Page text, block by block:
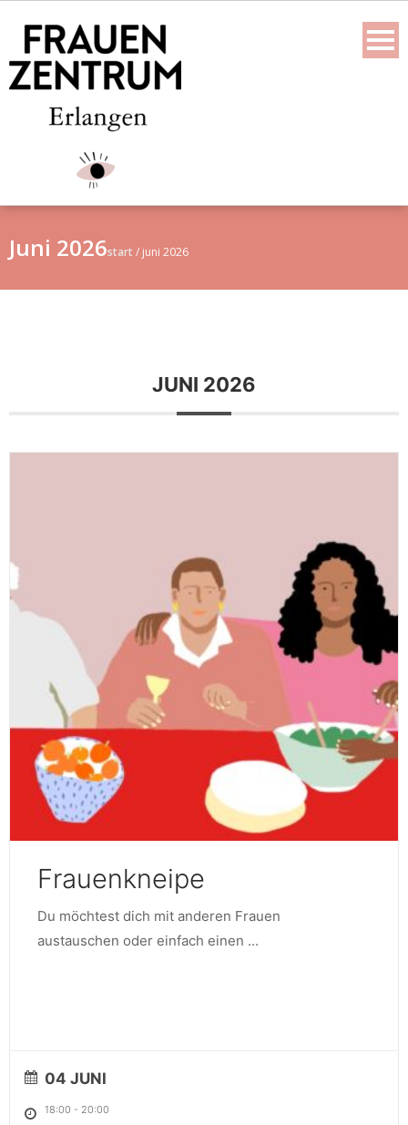
content
Juni 2026start / juni 2026
JUNI 2026
Frauenkneipe
Du möchtest dich mit anderen Frauen
austauschen oder einfach einen ...
04 JUNI
18:00 - 20:00